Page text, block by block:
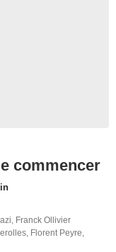
commencer
, Franck Ollivier
, Florent Peyre,